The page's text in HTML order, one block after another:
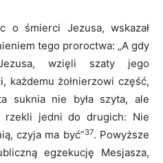
o śmierci Jezusa, wskazał
tego proroctwa: „A gdy
wzięli szaty jego
każdemu żołnierzowi część,
suknia nie była szyta, ale
rzekli jedni do drugich: Nie
czyja ma być”37. Powyższe
egzekucję Mesjasza,